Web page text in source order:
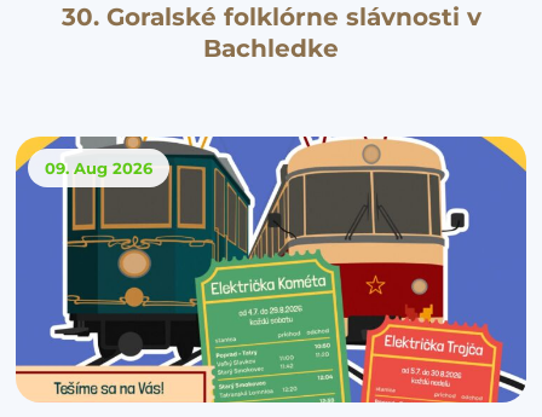
30. Goralské folklórne slávnosti v
Bachledke
09. Aug 2026